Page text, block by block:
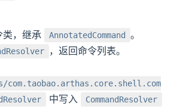
类，继承 AnnotatedCommand
。
，返回命令列表。
com.taobao.arthas.core.shell.com
中写入 CommandResolver